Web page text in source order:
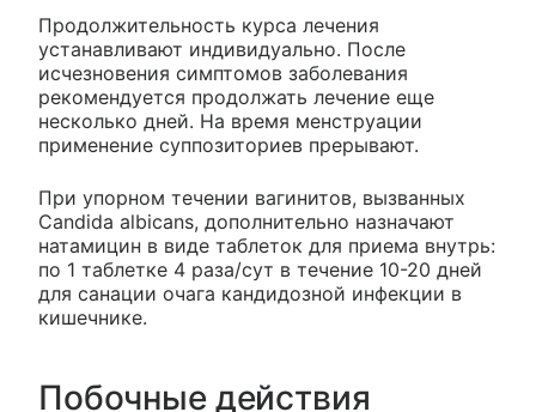
Продолжительность курса лечения
устанавливают индивидуально. После
исчезновения симптомов заболевания
рекомендуется продолжать лечение еще
несколько дней. На время менструации
применение суппозиториев прерывают.
При упорном течении вагинитов, вызванных
Candida albicans, дополнительно назначают
натамицин в виде таблеток для приема внутрь:
по 1 таблетке 4 раза/сут в течение 10-20 дней
для санации очага кандидозной инфекции в
кишечнике.
Побочные действия